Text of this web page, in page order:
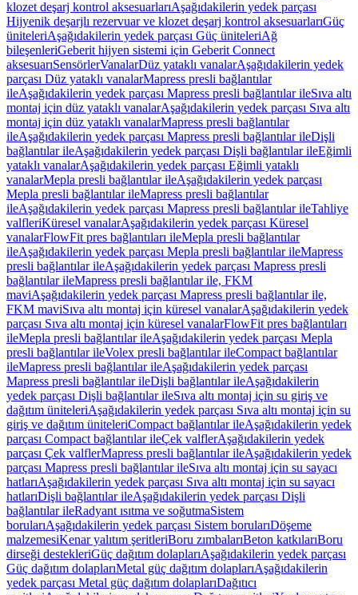
klozet deşarj kontrol aksesuarlarıAşağıdakilerin yedek parçası
Hijyenik deşarjlı rezervuar ve klozet deşarj kontrol aksesuarlarıGüç
üniteleriAşağıdakilerin yedek parçası Güç üniteleriAğ
bileşenleriGeberit hijyen sistemi için Geberit Connect
aksesuarıSensörlerVanalarDüz yataklı vanalarAşağıdakilerin yedek
parçası Düz yataklı vanalarMapress presli bağlantılar
ileAşağıdakilerin yedek parçası Mapress presli bağlantılar ileSıva altı
montaj için düz yataklı vanalarAşağıdakilerin yedek parçası Sıva altı
montaj için düz yataklı vanalarMapress presli bağlantılar
ileAşağıdakilerin yedek parçası Mapress presli bağlantılar ileDişli
bağlantılar ileAşağıdakilerin yedek parçası Dişli bağlantılar ileEğimli
yataklı vanalarAşağıdakilerin yedek parçası Eğimli yataklı
vanalarMepla presli bağlantılar ileAşağıdakilerin yedek parçası
Mepla presli bağlantılar ileMapress presli bağlantılar
ileAşağıdakilerin yedek parçası Mapress presli bağlantılar ileTahliye
valfleriKüresel vanalarAşağıdakilerin yedek parçası Küresel
vanalarFlowFit pres bağlantıları ileMepla presli bağlantılar
ileAşağıdakilerin yedek parçası Mepla presli bağlantılar ileMapress
presli bağlantılar ileAşağıdakilerin yedek parçası Mapress presli
bağlantılar ileMapress presli bağlantılar ile, FKM
maviAşağıdakilerin yedek parçası Mapress presli bağlantılar ile,
FKM maviSıva altı montaj için küresel vanalarAşağıdakilerin yedek
parçası Sıva altı montaj için küresel vanalarFlowFit pres bağlantıları
ileMepla presli bağlantılar ileAşağıdakilerin yedek parçası Mepla
presli bağlantılar ileVolex presli bağlantılar ileCompact bağlantılar
ileMapress presli bağlantılar ileAşağıdakilerin yedek parçası
Mapress presli bağlantılar ileDişli bağlantılar ileAşağıdakilerin
yedek parçası Dişli bağlantılar ileSıva altı montaj için su giriş ve
dağıtım üniteleriAşağıdakilerin yedek parçası Sıva altı montaj için su
giriş ve dağıtım üniteleriCompact bağlantılar ileAşağıdakilerin yedek
parçası Compact bağlantılar ileÇek valflerAşağıdakilerin yedek
parçası Çek valflerMapress presli bağlantılar ileAşağıdakilerin yedek
parçası Mapress presli bağlantılar ileSıva altı montaj için su sayacı
hatlarıAşağıdakilerin yedek parçası Sıva altı montaj için su sayacı
hatlarıDişli bağlantılar ileAşağıdakilerin yedek parçası Dişli
bağlantılar ileRadyant ısıtma ve soğutmaSistem
borularıAşağıdakilerin yedek parçası Sistem borularıDöşeme
malzemesiKenar yalıtım şeritleriBoru zımbalarıBeton katkılarıBoru
dirseği destekleriGüç dağıtım dolaplarıAşağıdakilerin yedek parçası
Güç dağıtım dolaplarıMetal güç dağıtım dolaplarıAşağıdakilerin
yedek parçası Metal güç dağıtım dolaplarıDağıtıcı